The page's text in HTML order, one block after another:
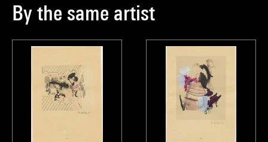
By the same artist